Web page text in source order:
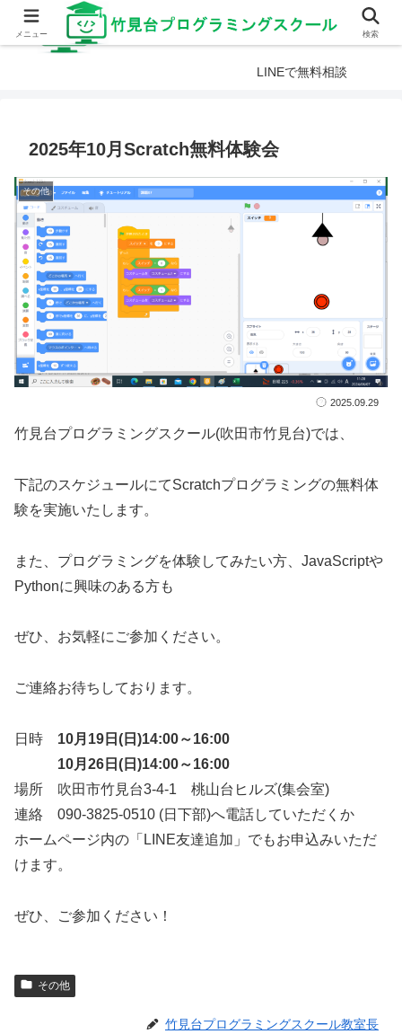
LINEで無料相談
2025年10月Scratch無料体験会
その他
2025.09.29
竹見台プログラミングスクール(吹田市竹見台)では、
下記のスケジュールにてScratchプログラミングの無料体
験を実施いたします。
また、プログラミングを体験してみたい方、JavaScriptや
Pythonに興味のある方も
ぜひ、お気軽にご参加ください。
ご連絡お待ちしております。
日時 10月19日(日)14:00～16:00
10月26日(日)14:00～16:00
場所 吹田市竹見台3-4-1 桃山台ヒルズ(集会室)
連絡 090-3825-0510 (日下部)へ電話していただくか
ホームページ内の「LINE友達追加」でもお申込みいただ
けます。
ぜひ、ご参加ください！
その他
竹見台プログラミングスクール教室長
メニュー 検索